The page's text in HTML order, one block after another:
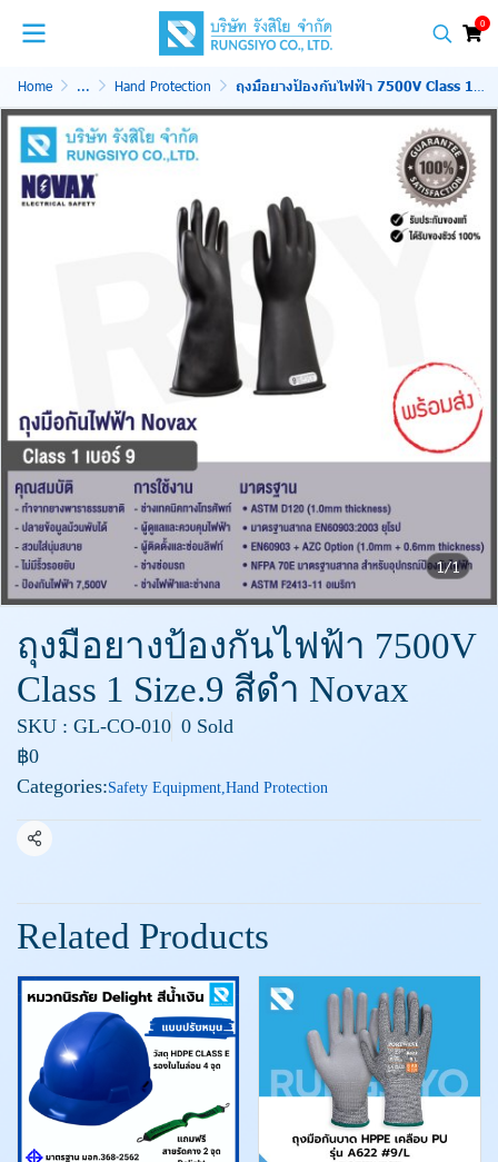
0
Home ... Hand Protection ถุงมือยางป้องกันไฟฟ้า 7500V Class 1 Size.9 สีดำ Novax
1/1
ถุงมือยางป้องกันไฟฟ้า 7500V
Class 1 Size.9 สีดำ Novax
SKU : GL-CO-010 0 Sold
฿0
Categories:Safety Equipment,Hand Protection
Share
Related Products